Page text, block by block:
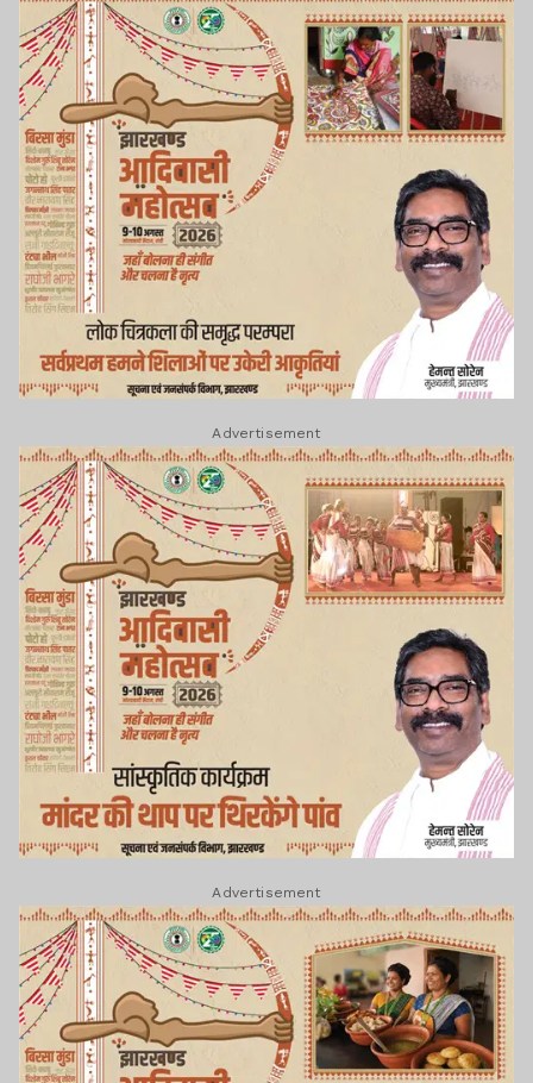
Advertisement
Advertisement